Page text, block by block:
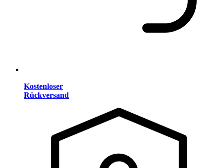
Kostenloser
Rückversand